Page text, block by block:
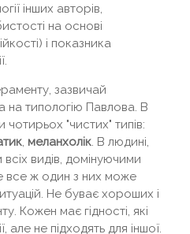
інших авторів,
на основі
і показника
зазвичай
на типологію Павлова. В
чотирьох "чистих" типів:
, меланхолік. В людині,
видів, домінуючими
все ж один з них може
Не буває хороших і
Кожен має гідності, які
але не підходять для іншої.